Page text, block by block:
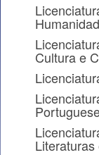
Cultura e